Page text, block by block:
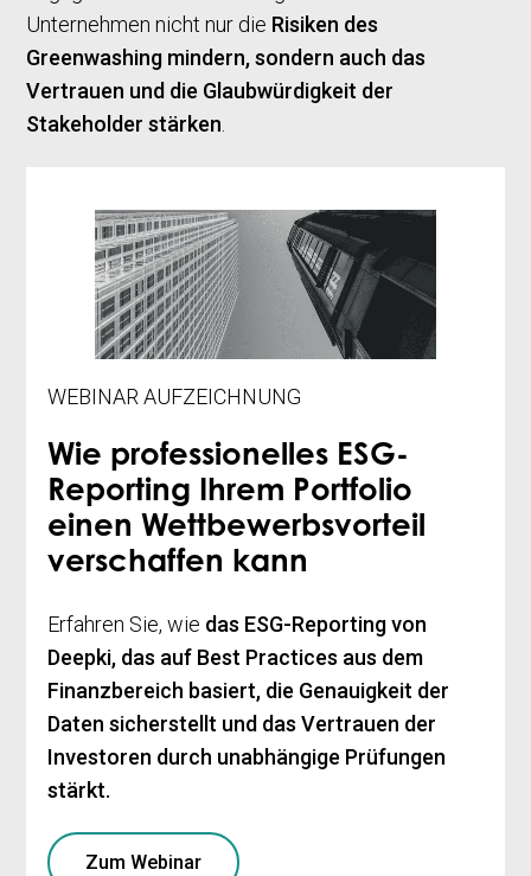
Unternehmen nicht nur die Risiken des
Greenwashing mindern, sondern auch das
Vertrauen und die Glaubwürdigkeit der
Stakeholder stärken
WEBINAR AUFZEICHNUNG
Wie professionelles ESG-
Reporting Ihrem Portfolio
einen Wettbewerbsvorteil
verschaffen kann
Erfahren Sie, wie das ESG-Reporting von
Deepki, das auf Best Practices aus dem
Finanzbereich basiert, die Genauigkeit der
Daten sicherstellt und das Vertrauen der
Investoren durch unabhängige Prüfungen
stärkt.
Zum Webinar